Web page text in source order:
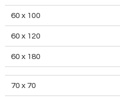
60 x 100
60 x 120
60 x 180
70 x 70